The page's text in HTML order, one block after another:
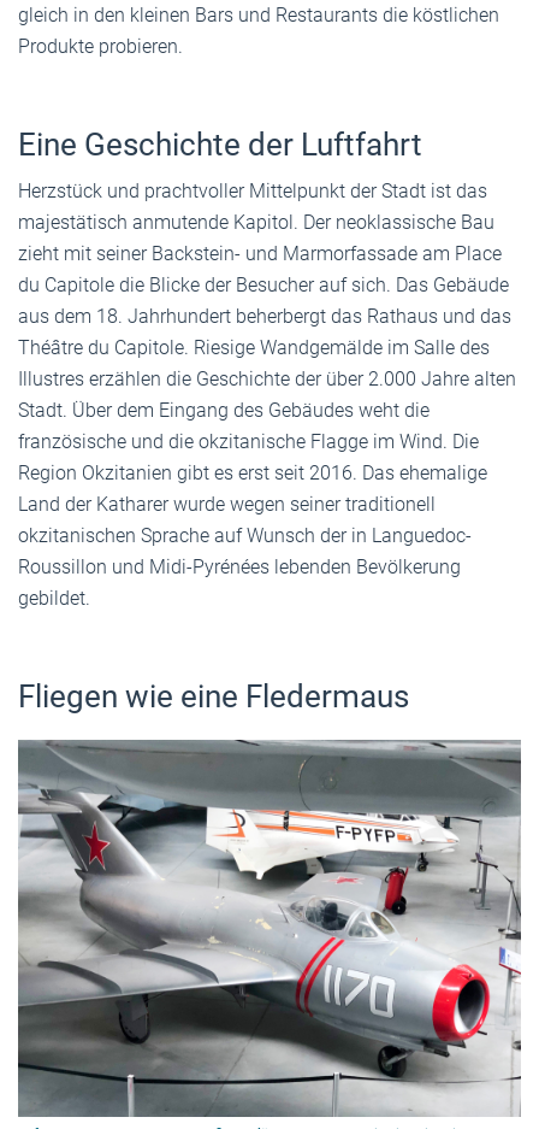
gleich in den kleinen Bars und Restaurants die köstlichen
Produkte probieren.
Eine Geschichte der Luftfahrt
Herzstück und prachtvoller Mittelpunkt der Stadt ist das
majestätisch anmutende Kapitol. Der neoklassische Bau
zieht mit seiner Backstein- und Marmorfassade am Place
du Capitole die Blicke der Besucher auf sich. Das Gebäude
aus dem 18. Jahrhundert beherbergt das Rathaus und das
Théâtre du Capitole. Riesige Wandgemälde im Salle des
Illustres erzählen die Geschichte der über 2.000 Jahre alten
Stadt. Über dem Eingang des Gebäudes weht die
französische und die okzitanische Flagge im Wind. Die
Region Okzitanien gibt es erst seit 2016. Das ehemalige
Land der Katharer wurde wegen seiner traditionell
okzitanischen Sprache auf Wunsch der in Languedoc-
Roussillon und Midi-Pyrénées lebenden Bevölkerung
gebildet.
Fliegen wie eine Fledermaus